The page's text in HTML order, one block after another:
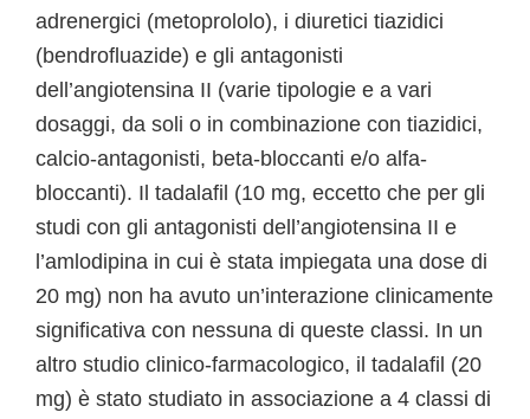
adrenergici (metoprololo), i diuretici tiazidici
(bendrofluazide) e gli antagonisti
dell’angiotensina II (varie tipologie e a vari
dosaggi, da soli o in combinazione con tiazidici,
calcio-antagonisti, beta-bloccanti e/o alfa-
bloccanti). Il tadalafil (10 mg, eccetto che per gli
studi con gli antagonisti dell’angiotensina II e
l’amlodipina in cui è stata impiegata una dose di
20 mg) non ha avuto un’interazione clinicamente
significativa con nessuna di queste classi. In un
altro studio clinico-farmacologico, il tadalafil (20
mg) è stato studiato in associazione a 4 classi di